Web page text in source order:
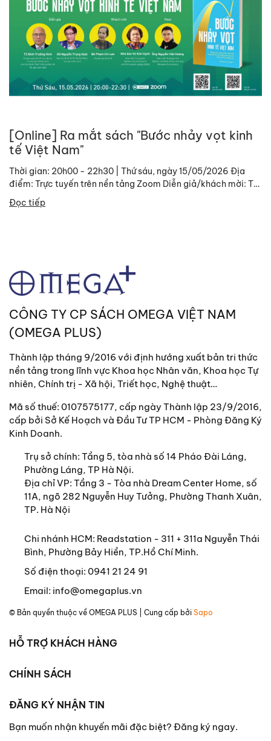
[Online] Ra mắt sách "Bước nhảy vọt kinh
tế Việt Nam"
Thời gian: 20h00 - 22h30 | Thứ sáu, ngày 15/05/2026 Địa
điểm: Trực tuyến trên nền tảng Zoom Diễn giả/khách mời: TS.
Đinh Trường Hinh, Chuyên gia kinh tế cao...
Đọc tiếp
CÔNG TY CP SÁCH OMEGA VIỆT NAM
(OMEGA PLUS)
Thành lập tháng 9/2016 với định hướng xuất bản tri thức
nền tảng trong lĩnh vực Khoa học Nhân văn, Khoa học Tự
nhiên, Chính trị - Xã hội, Triết học, Nghệ thuật…
Mã số thuế: 0107575177, cấp ngày Thành lập 23/9/2016,
cấp bởi Sở Kế Hoạch và Đầu Tư TP HCM - Phòng Đăng Ký
Kinh Doanh.
Trụ sở chính: Tầng 5, tòa nhà số 14 Pháo Đài Láng,
Phường Láng, TP Hà Nội.
Địa chỉ VP: Tầng 3 - Tòa nhà Dream Center Home, số
11A, ngõ 282 Nguyễn Huy Tưởng, Phường Thanh Xuân,
TP. Hà Nội
Chi nhánh HCM: Readstation - 311 + 311a Nguyễn Thái
Bình, Phường Bảy Hiền, TP.Hồ Chí Minh.
Số điện thoại: 0941 21 24 91
Email: info@omegaplus.vn
© Bản quyền thuộc về OMEGA PLUS | Cung cấp bởi Sapo
HỖ TRỢ KHÁCH HÀNG
CHÍNH SÁCH
ĐĂNG KÝ NHẬN TIN
Bạn muốn nhận khuyến mãi đặc biệt? Đăng ký ngay.